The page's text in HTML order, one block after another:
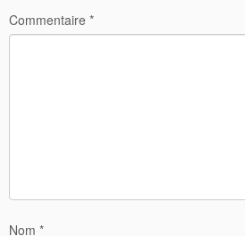
Commentaire *
Nom *